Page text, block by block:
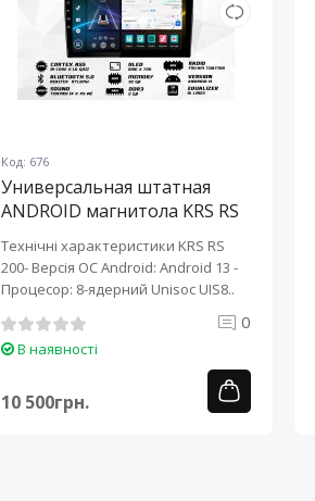
Код: 676
Универсальная штатная
ANDROID магнитола KRS RS
Технічні характеристики KRS RS
200- Версія ОС Android: Android 13 ​-
Процесор: 8-ядерний Unisoc UIS8..
0
В наявності
10 500грн.